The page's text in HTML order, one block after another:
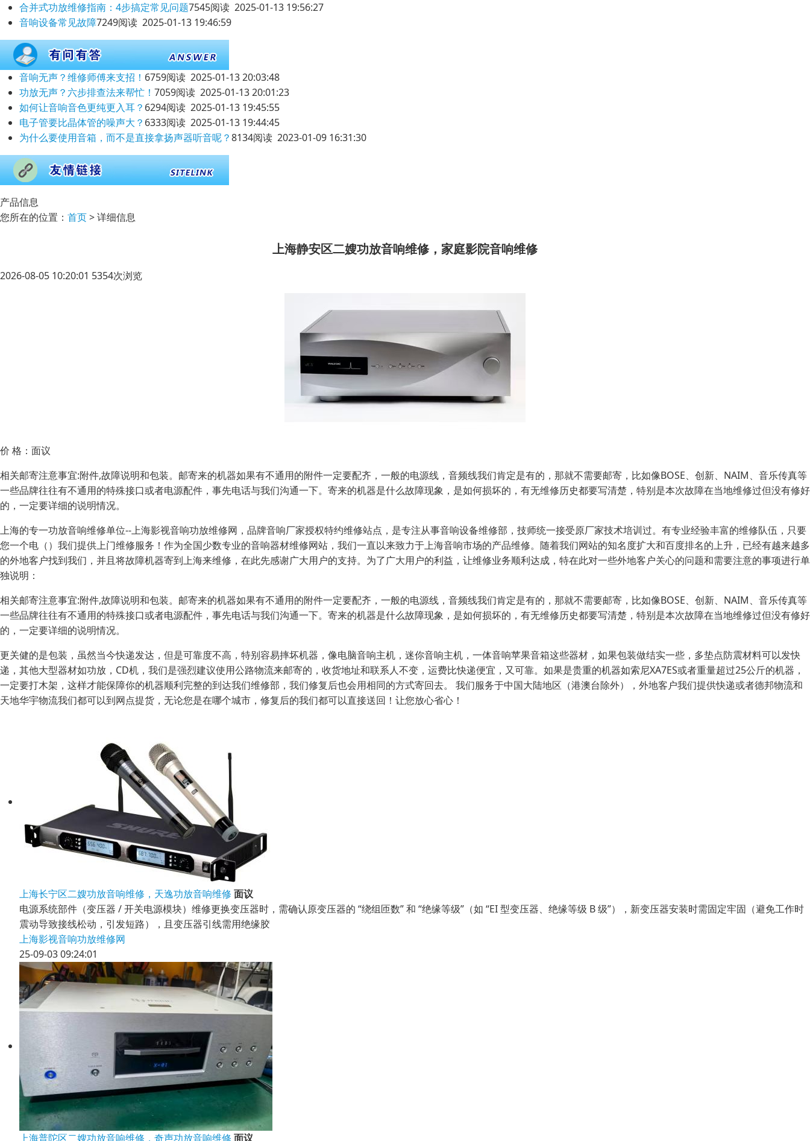
合并式功放维修指南：4步搞定常见问题7545阅读 2025-01-13 19:56:27
音响设备常见故障7249阅读 2025-01-13 19:46:59
音响无声？维修师傅来支招！ 6759阅读 2025-01-13 20:03:48
功放无声？六步排查法来帮忙！ 7059阅读 2025-01-13 20:01:23
如何让音响音色更纯更入耳？ 6294阅读 2025-01-13 19:45:55
电子管要比晶体管的噪声大？ 6333阅读 2025-01-13 19:44:45
为什么要使用音箱，而不是直接拿扬声器听音呢？8134阅读 2023-01-09 16:31:30
产品信息
您所在的位置： 首页> 详细信息
上海静安区二嫂功放音响维修，家庭影院音响维修
2026-08-05 10:20:01 5354次浏览
价 格： 面议
相关邮寄注意事宜:附件,故障说明和包装。邮寄来的机器如果有不通用的附件一定要配齐，一般的电源线，音频线我们肯定是有的，那就不需要邮寄，比如像BOSE、创新、NAIM、音乐传真等
一些品牌往往有不通用的特殊接口或者电源配件，事先电话与我们沟通一下。寄来的机器是什么故障现象，是如何损坏的，有无维修历史都要写清楚，特别是本次故障在当地维修过但没有修好
的，一定要详细的说明情况。
上海的专一功放音响维修单位--上海影视音响功放维修网，品牌音响厂家授权特约维修站点，是专注从事音响设备维修部，技师统一接受原厂家技术培训过。有专业经验丰富的维修队伍，只要
您一个电（）我们提供上门维修服务！作为全国少数专业的音响器材维修网站，我们一直以来致力于上海音响市场的产品维修。随着我们网站的知名度扩大和百度排名的上升，已经有越来越多
的外地客户找到我们，并且将故障机器寄到上海来维修，在此先感谢广大用户的支持。为了广大用户的利益，让维修业务顺利达成，特在此对一些外地客户关心的问题和需要注意的事项进行单
独说明：
相关邮寄注意事宜:附件,故障说明和包装。邮寄来的机器如果有不通用的附件一定要配齐，一般的电源线，音频线我们肯定是有的，那就不需要邮寄，比如像BOSE、创新、NAIM、音乐传真等
一些品牌往往有不通用的特殊接口或者电源配件，事先电话与我们沟通一下。寄来的机器是什么故障现象，是如何损坏的，有无维修历史都要写清楚，特别是本次故障在当地维修过但没有修好
的，一定要详细的说明情况。
更关健的是包装，虽然当今快递发达，但是可靠度不高，特别容易摔坏机器，像电脑音响主机，迷你音响主机，一体音响苹果音箱这些器材，如果包装做结实一些，多垫点防震材料可以发快
递，其他大型器材如功放，CD机，我们是强烈建议使用公路物流来邮寄的，收货地址和联系人不变，运费比快递便宜，又可靠。如果是贵重的机器如索尼XA7ES或者重量超过25公斤的机器，
一定要打木架，这样才能保障你的机器顺利完整的到达我们维修部，我们修复后也会用相同的方式寄回去。 我们服务于中国大陆地区（港澳台除外），外地客户我们提供快递或者德邦物流和
天地华宇物流我们都可以到网点提货，无论您是在哪个城市，修复后的我们都可以直接送回！让您放心省心！
上海长宁区二嫂功放音响维修，天逸功放音响维修 面议
电源系统部件（变压器 / 开关电源模块）维修更换变压器时，需确认原变压器的 “绕组匝数” 和 “绝缘等级”（如 “EI 型变压器、绝缘等级 B 级”），新变压器安装时需固定牢固（避免工作时
震动导致接线松动，引发短路），且变压器引线需用绝缘胶
上海影视音响功放维修网
25-09-03 09:24:01
上海普陀区二嫂功放音响维修，奇声功放音响维修 面议